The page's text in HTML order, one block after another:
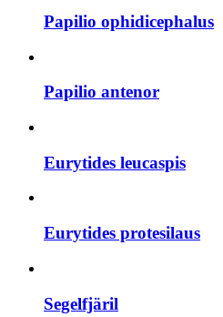
Papilio ophidicephalus
Papilio antenor
Eurytides leucaspis
Eurytides protesilaus
Segelfjäril